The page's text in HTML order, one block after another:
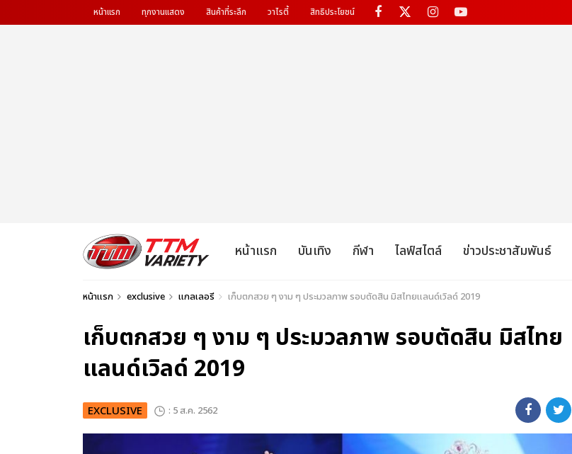
หน้าแรก ทุกงานแสดง สินค้าที่ระลึก วาไรตี้ สิทธิประโยชน์
หน้าแรก บันเทิง กีฬา ไลฟ์สไตล์ ข่าวประชาสัมพันธ์
หน้าแรก exclusive แกลเลอรี เก็บตกสวย ๆ งาม ๆ ประมวลภาพ รอบตัดสิน มิสไทยแลนด์เวิลด์ 2019
เก็บตกสวย ๆ งาม ๆ ประมวลภาพ รอบตัดสิน มิสไทย
แลนด์เวิลด์ 2019
EXCLUSIVE : 5 ส.ค. 2562